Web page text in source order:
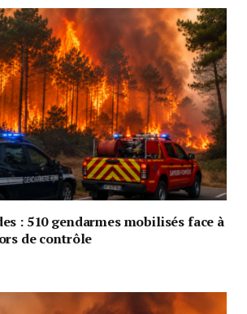
: 510 gendarmes mobilisés face à
de contrôle